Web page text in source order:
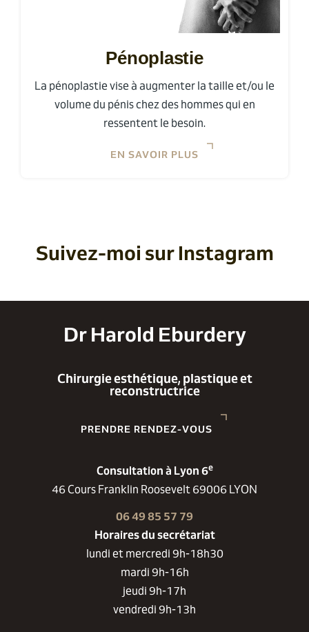
Pénoplastie
La pénoplastie vise à augmenter la taille et/ou le
volume du pénis chez des hommes qui en
ressentent le besoin.
EN SAVOIR PLUS
Suivez-moi sur Instagram
Dr Harold Eburdery
Chirurgie esthétique, plastique et
reconstructrice
PRENDRE RENDEZ-VOUS
Consultation à Lyon 6e
46 Cours Franklin Roosevelt 69006 LYON
06 49 85 57 79
Horaires du secrétariat
lundi et mercredi 9h-18h30
mardi 9h-16h
jeudi 9h-17h
vendredi 9h-13h